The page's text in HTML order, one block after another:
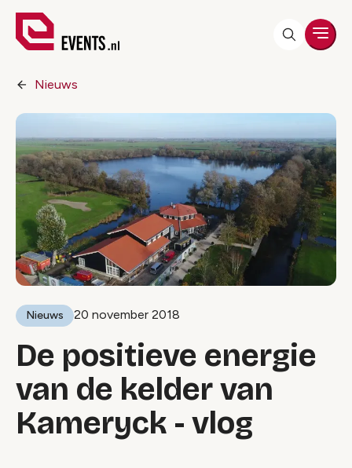
Nieuws
Nieuws 20 november 2018
De positieve energie
van de kelder van
Kameryck - vlog